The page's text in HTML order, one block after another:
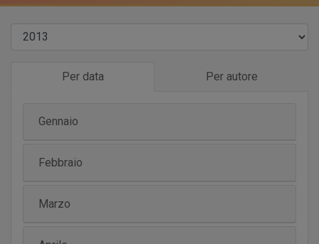
Per data Per autore
Gennaio
Febbraio
Marzo